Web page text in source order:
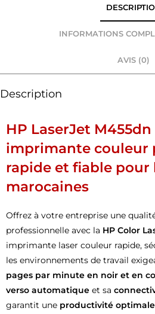
INFORMATIONS
AVIS (0)
Description
HP LaserJet M455dn
imprimante couleur
rapide et fiable pour
marocaines
Offrez à votre entreprise une
professionnelle avec la HP Color
imprimante laser couleur rapide,
les environnements de travail
pages par minute en noir et en
verso automatique et sa
garantit une productivité optimale